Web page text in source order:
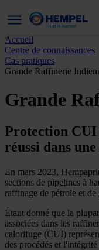
Accueil
Centre de connaissances
Cas pratiques
Grande Raffinerie
Grande
Protection CUI
réussi dans
En mars 2023,
sections de pipelines à
raffinage de pétrole et de
Étant donné que la
associées dans les
calorifuge (CUI)
des procédés et